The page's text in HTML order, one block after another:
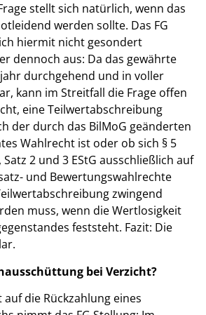
stellt sich natürlich, wenn das
werden sollte. Das FG
hiermit nicht gesondert
dennoch aus: Da das gewährte
durchgehend und in voller
kann im Streitfall die Frage offen
eine Teilwertabschreibung
der durch das BilMoG geänderten
Wahlrecht ist oder ob sich § 5
Satz 2 und 3 EStG ausschließlich auf
und Bewertungswahlrechte
zwingend
muss, wenn die Wertlosigkeit
feststeht. Fazit: Die
bei Verzicht?
die Rückzahlung eines